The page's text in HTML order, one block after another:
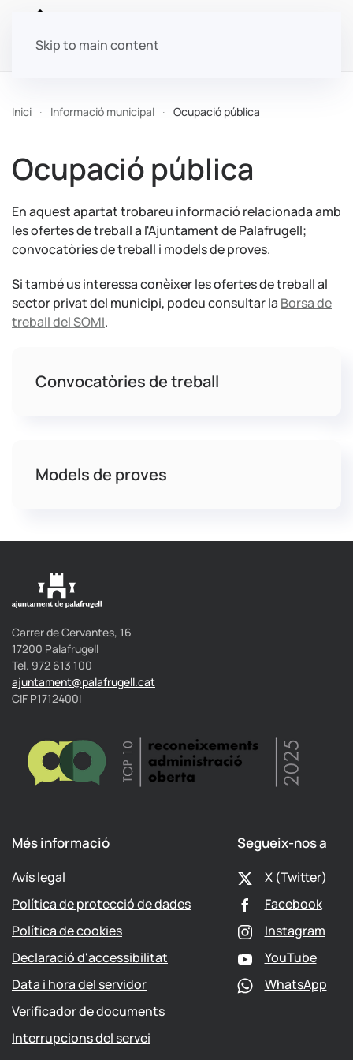
Skip to main content
Inici Informació municipal Ocupació pública
Ocupació pública
En aquest apartat trobareu informació relacionada amb
les ofertes de treball a l'Ajuntament de Palafrugell;
convocatòries de treball i models de proves.
Si també us interessa conèixer les ofertes de treball al
sector privat del municipi, podeu consultar la Borsa de
treball del SOMI.
Convocatòries de treball
Models de proves
Carrer de Cervantes, 16
17200 Palafrugell
Tel. 972 613 100
ajuntament@palafrugell.cat
CIF P1712400I
Més informació
Avís legal
Política de protecció de dades
Política de cookies
Declaració d'accessibilitat
Data i hora del servidor
Verificador de documents
Interrupcions del servei
Segueix-nos a
X (Twitter)
Facebook
Instagram
YouTube
WhatsApp